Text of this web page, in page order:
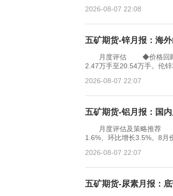
2026-08-07 22:08
五矿期货-锌月报：海
月度评估 ◆价格回顾：7
2.47万手至20.54万手。伦
2026-08-07 22:07
五矿期货-铝月报：国
月度评估及策略推荐 ◆
1.6%、环比增长3.5%。8月
2026-08-07 22:07
五矿期货-尿素月报：